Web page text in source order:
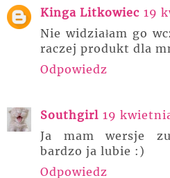
Kinga Litkowiec 19
Nie widziałam go
raczej produkt dla
Odpowiedz
Southgirl 19
Ja mam wersje
bardzo ja lubie :)
Odpowiedz